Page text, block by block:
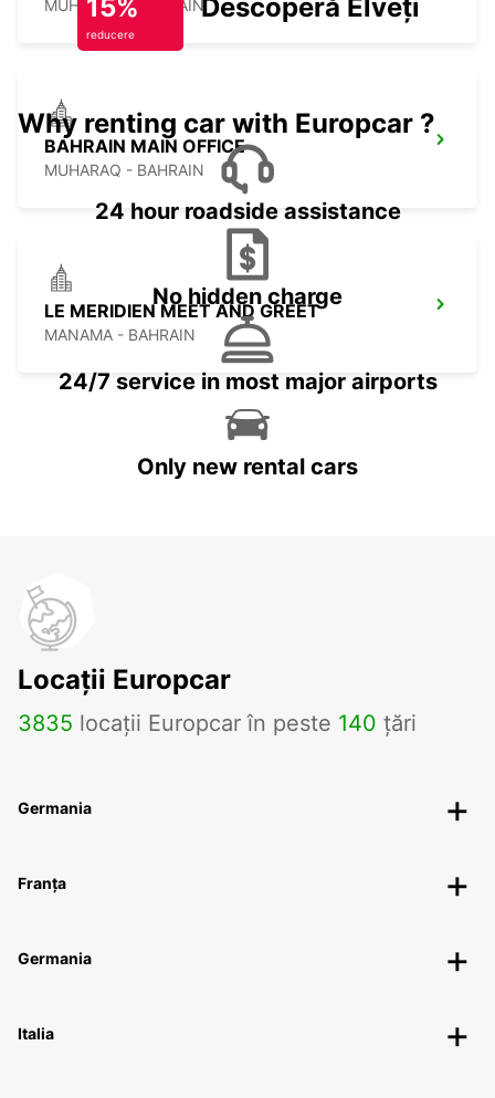
MUHARAQ - BAHRAIN
BAHRAIN MAIN OFFICE
MUHARAQ - BAHRAIN
LE MERIDIEN MEET AND GREET
MANAMA - BAHRAIN
15%
reducere
Descoperă Elveția
Why renting car with Europcar ?
24 hour roadside assistance
No hidden charge
24/7 service in most major airports
Only new rental cars
Locații Europcar
3835 locații Europcar în peste 140 țări
Germania
Franța
Germania
Italia